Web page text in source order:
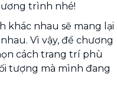
trình nhé!
khác nhau sẽ mang lại
Vì vậy, để chương
cách trang trí phù
tượng mà mình đang